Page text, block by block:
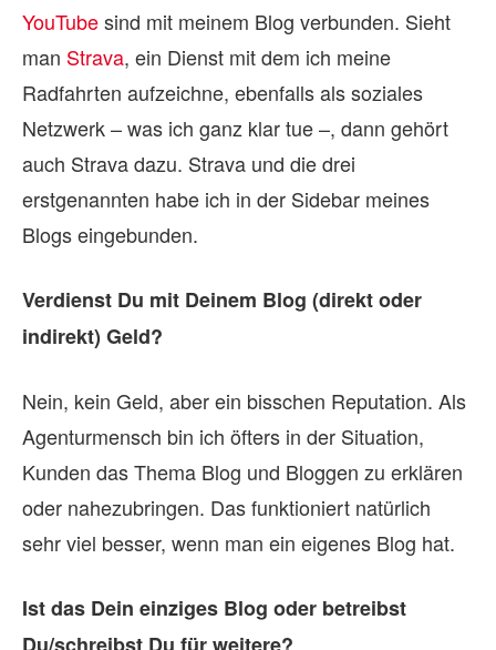
YouTubesind mit meinem Blog verbunden. Sieht
man Strava, ein Dienst mit dem ich meine
Radfahrten aufzeichne, ebenfalls als soziales
Netzwerk – was ich ganz klar tue –, dann gehört
auch Strava dazu. Strava und die drei
erstgenannten habe ich in der Sidebar meines
Blogs eingebunden.
Verdienst Du mit Deinem Blog (direkt oder
indirekt) Geld?
Nein, kein Geld, aber ein bisschen Reputation. Als
Agenturmensch bin ich öfters in der Situation,
Kunden das Thema Blog und Bloggen zu erklären
oder nahezubringen. Das funktioniert natürlich
sehr viel besser, wenn man ein eigenes Blog hat.
Ist das Dein einziges Blog oder betreibst